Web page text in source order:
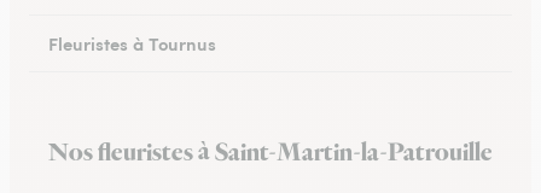
Fleuristes à Tournus
Fleuristes au Creusot
Nos fleuristes à Saint-Martin-la-Patrouille